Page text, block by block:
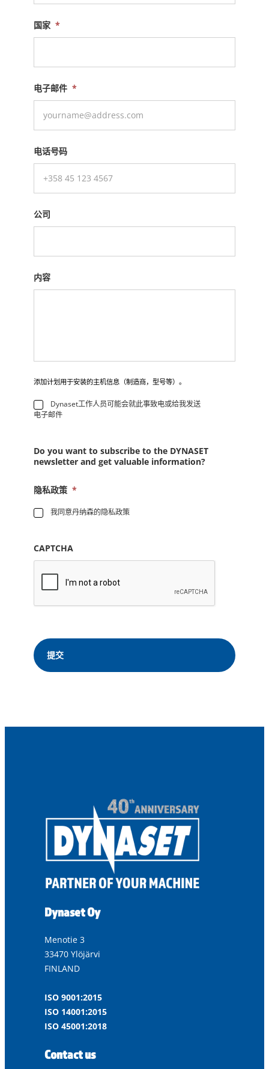
国家 *
电子邮件 *
电话号码
公司
内容
添加计划用于安装的主机信息（制造商，型号等）。
*
Dynaset工作人员可能会就此事致电或给我发送
电子邮件
Do you want to subscribe to the DYNASET
newsletter and get valuable information?
隐私政策 *
我同意丹纳森的隐私政策
CAPTCHA
Dynaset Oy
Menotie 3
33470 Ylöjärvi
FINLAND
ISO 9001:2015
ISO 14001:2015
ISO 45001:2018
Contact us